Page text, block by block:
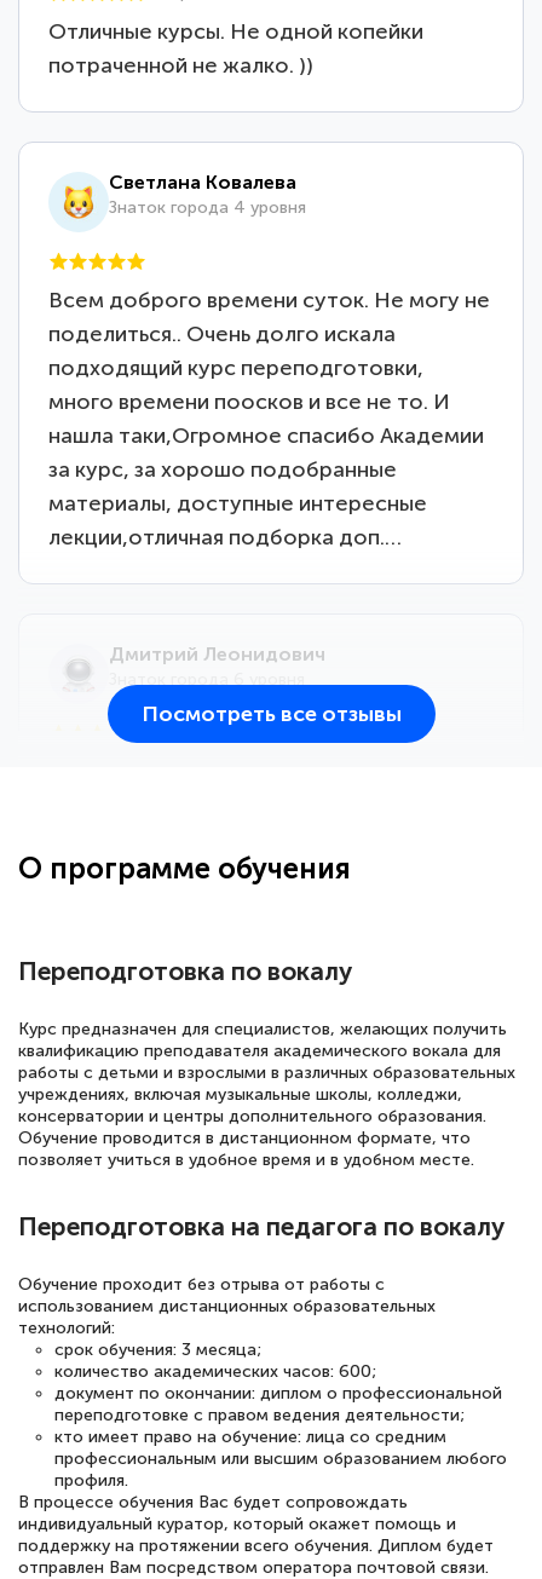
Отличные курсы. Не одной копейки
потраченной не жалко. ))
Светлана Ковалева
Знаток города 4 уровня
Всем доброго времени суток. Не могу не
поделиться.. Очень долго искала
подходящий курс переподготовки,
много времени поосков и все не то. И
нашла таки,Огромное спасибо Академии
за курс, за хорошо подобранные
материалы, доступные интересные
лекции,отличная подборка доп.…
Дмитрий Леонидович
большое количество методических
Елена Кравченко
Знаток города 5 уровня
18 марта 2026
Выражаю благодарность за курс
русскому языку и литературе". Много
полезных материалов помогли
подготовиться к тестированию. Это
книги, методические рекомендации,
статьи. Времени на подготовку
достаточно. Курс помогает пройти
аттестацию в школе. Спасибо!
Евгения Коротких
Посмотреть все отзывы
О программе обучения
Переподготовка по вокалу
Курс предназначен для специалистов, желающих получить
квалификацию преподавателя академического вокала для
работы с детьми и взрослыми в различных образовательных
учреждениях, включая музыкальные школы, колледжи,
консерватории и центры дополнительного образования.
Обучение проводится в дистанционном формате, что
позволяет учиться в удобное время и в удобном месте.
Переподготовка на педагога по вокалу
Обучение проходит без отрыва от работы с
использованием дистанционных образовательных
технологий:
срок обучения: 3 месяца;
количество академических часов: 600;
документ по окончании: диплом о профессиональной
переподготовке с правом ведения деятельности;
кто имеет право на обучение: лица со средним
профессиональным или высшим образованием любого
профиля.
В процессе обучения Вас будет сопровождать
индивидуальный куратор, который окажет помощь и
поддержку на протяжении всего обучения. Диплом будет
отправлен Вам посредством оператора почтовой связи.